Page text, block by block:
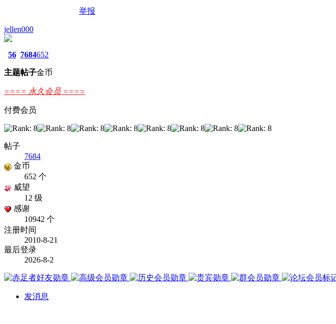
举报
jellen000
56
主题
7684
帖子
652
金币
==== 永久会员 ====
付费会员
帖子
7684
金币
652 个
威望
12 级
感谢
10942 个
注册时间
2010-8-21
最后登录
2026-8-2
发消息